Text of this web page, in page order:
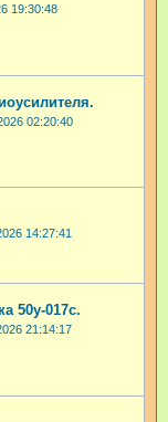
19:30:48
02:20:40
14:27:41
50у-017с.
21:14:17